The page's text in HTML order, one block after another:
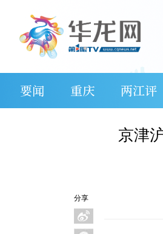
要闻 重庆 两江评
分享
京津